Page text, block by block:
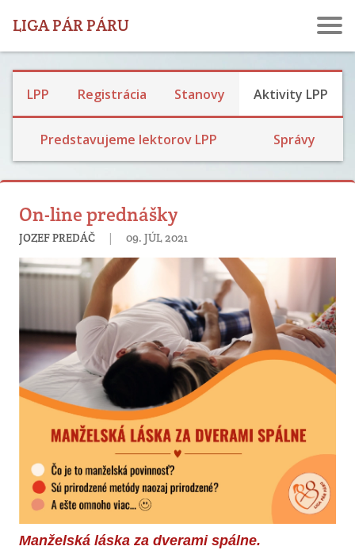
LIGA PÁR PÁRU
LPP Registrácia Stanovy Aktivity LPP
Predstavujeme lektorov LPP Správy
On-line prednášky
JOZEF PREDÁČ |09. JÚL 2021
Manželská láska za dverami spálne.